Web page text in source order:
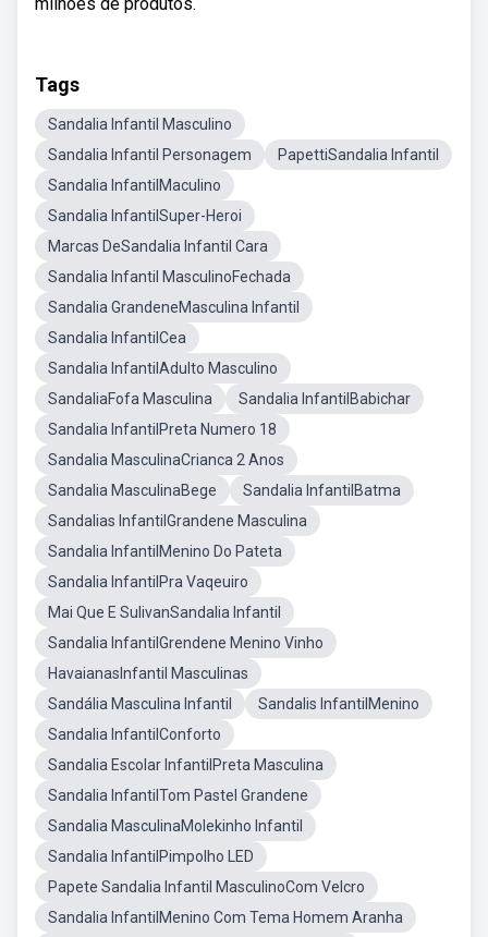
Tags
Sandalia Infantil Masculino
Sandalia Infantil Personagem
PapettiSandalia Infantil
Sandalia InfantilMaculino
Sandalia InfantilSuper-Heroi
Marcas DeSandalia Infantil Cara
Sandalia Infantil MasculinoFechada
Sandalia GrandeneMasculina Infantil
Sandalia InfantilCea
Sandalia InfantilAdulto Masculino
SandaliaFofa Masculina
Sandalia InfantilBabichar
Sandalia InfantilPreta Numero 18
Sandalia MasculinaCrianca 2 Anos
Sandalia MasculinaBege
Sandalia InfantilBatma
Sandalias InfantilGrandene Masculina
Sandalia InfantilMenino Do Pateta
Sandalia InfantilPra Vaqeuiro
Mai Que E SulivanSandalia Infantil
Sandalia InfantilGrendene Menino Vinho
HavaianasInfantil Masculinas
Sandália Masculina Infantil
Sandalis InfantilMenino
Sandalia InfantilConforto
Sandalia Escolar InfantilPreta Masculina
Sandalia InfantilTom Pastel Grandene
Sandalia MasculinaMolekinho Infantil
Sandalia InfantilPimpolho LED
Papete Sandalia Infantil MasculinoCom Velcro
Sandalia InfantilMenino Com Tema Homem Aranha